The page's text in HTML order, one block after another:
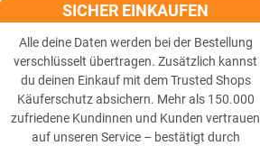
SICHER EINKAUFEN
Alle deine Daten werden bei der Bestellung
verschlüsselt übertragen. Zusätzlich kannst
du deinen Einkauf mit dem Trusted Shops
Käuferschutz absichern. Mehr als 150.000
zufriedene Kundinnen und Kunden vertrauen
auf unseren Service – bestätigt durch